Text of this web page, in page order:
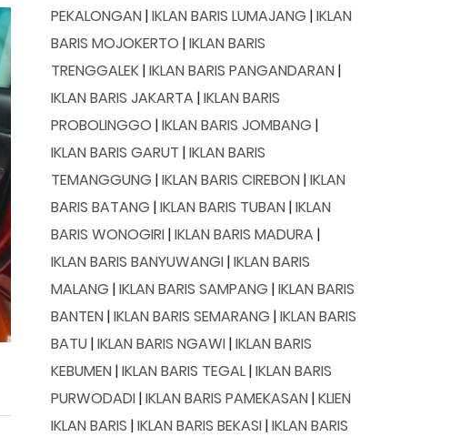
PEKALONGAN|IKLAN BARIS LUMAJANG |IKLAN
BARIS MOJOKERTO |IKLAN BARIS
TRENGGALEK|IKLAN BARIS PANGANDARAN|
IKLAN BARIS JAKARTA |IKLAN BARIS
PROBOLINGGO |IKLAN BARIS JOMBANG |
IKLAN BARIS GARUT |IKLAN BARIS
TEMANGGUNG |IKLAN BARIS CIREBON|IKLAN
BARIS BATANG |IKLAN BARIS TUBAN|IKLAN
BARIS WONOGIRI|IKLAN BARIS MADURA |
IKLAN BARIS BANYUWANGI|IKLAN BARIS
MALANG |IKLAN BARIS SAMPANG |IKLAN BARIS
BANTEN|IKLAN BARIS SEMARANG |IKLAN BARIS
BATU|IKLAN BARIS NGAWI|IKLAN BARIS
KEBUMEN|IKLAN BARIS TEGAL|IKLAN BARIS
PURWODADI|IKLAN BARIS PAMEKASAN|KLIEN
IKLAN BARIS |IKLAN BARIS BEKASI|IKLAN BARIS